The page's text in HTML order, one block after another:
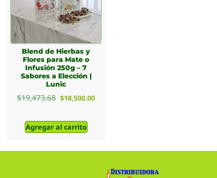
Blend de Hierbas y
Flores para Mate o
Infusión 250g – 7
Sabores a Elección |
Lunic
$19,473.68 $18,500.00
Agregar al carrito